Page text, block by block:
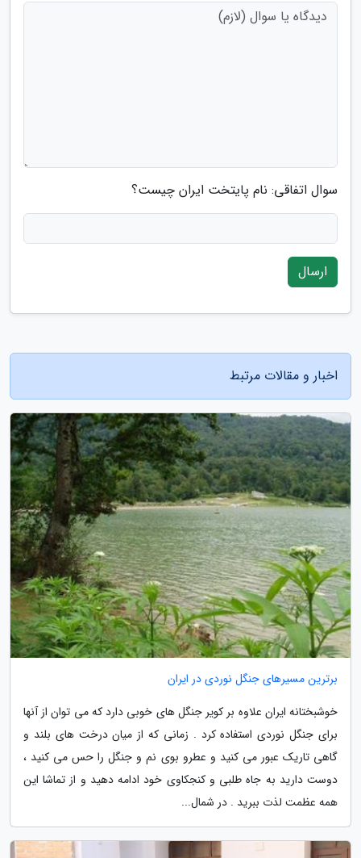
سوال اتفاقی: نام پایتخت ایران چیست؟
ارسال
اخبار و مقالات مرتبط
برترین مسیرهای جنگل نوردی در ایران
خوشبختانه ایران علاوه بر کویر جنگل های خوبی دارد که می توان از آنها
برای جنگل نوردی استفاده کرد . زمانی که از میان درخت های بلند و
گاهی تاریک عبور می کنید و عطرو بوی نم و جنگل را حس می کنید ،
دوست دارید به جاه طلبی و کنجکاوی خود ادامه دهید و از تماشا این
همه عظمت لذت ببرید . در شمال...